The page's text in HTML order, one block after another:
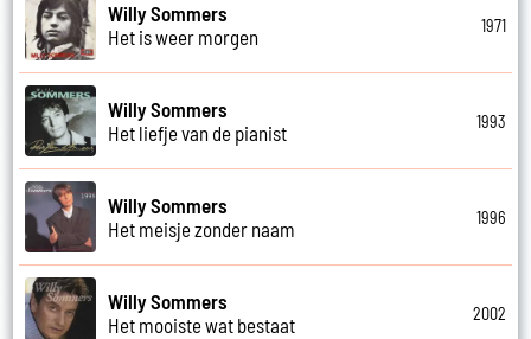
Willy Sommers
Het is weer morgen
1971
Willy Sommers
Het liefje van de pianist
1993
Willy Sommers
Het meisje zonder naam
1996
Willy Sommers
Het mooiste wat bestaat
2002